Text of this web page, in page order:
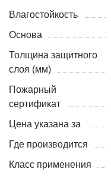
Влагостойкость
Основа
Толщина защитного
слоя (мм)
Пожарный
сертификат
Цена указана за
Где производится
Класс применения